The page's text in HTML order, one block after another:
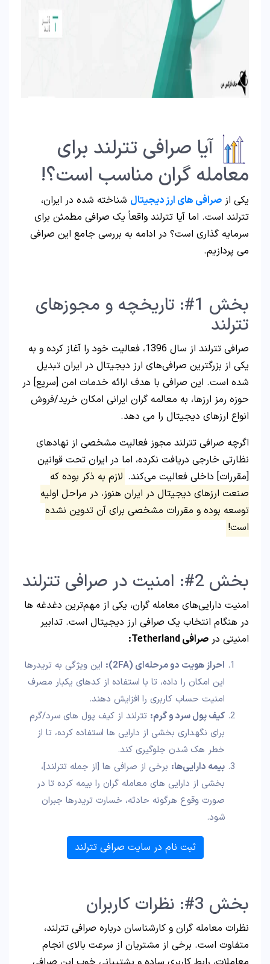
آیا صرافی تترلند برای
معامله گران مناسب است؟!
یکی ازصرافی‌ های ارز دیجیتالشناخته شده در ایران،
تترلند است. اما آیا تترلند واقعاً یک صرافی مطمئن برای
سرمایه‌ گذاری است؟ در ادامه به بررسی جامع این صرافی
می پردازیم.
بخش 1#: تاریخچه و مجوزهای
تترلند
صرافی تترلند از سال 1396، فعالیت خود را آغاز کرده و به
یکی از بزرگترین صرافی‌های ارز دیجیتال در ایران تبدیل
شده است. این صرافی با هدف ارائه خدمات امن [سریع] در
حوزه رمز ارزها، به معالمه گران ایرانی امکان خرید/فروش
انواع ارزهای دیجیتال را می‌ دهد.
اگرچه صرافی تترلند مجوز فعالیت مشخصی از نهادهای
نظارتی خارجی دریافت نکرده، اما در ایران تحت قوانین
[مقررات] داخلی فعالیت می‌کند.لازم به ذکر بوده که
صنعت ارزهای دیجیتال در ایران هنوز، در مراحل اولیه
توسعه بوده و مقررات مشخصی برای آن تدوین نشده
است!
بخش 2#: امنیت در صرافی تترلند
امنیت دارایی‌های معامله گران، یکی از مهم‌ترین دغدغه‌ ها
در هنگام انتخاب یک صرافی ارز دیجیتال است. تدابیر
امنیتی درصرافی Tetherland:
احراز هویت دو مرحله‌ای(2FA):
این ویژگی به تریدرها
این امکان را داده، تا با استفاده از کدهای یکبار مصرف
امنیت حساب کاربری را افزایش دهند.
کیف پول سرد و گرم:تترلند از کیف پول‌ های سرد/گرم
برای نگهداری بخشی از دارایی‌ ها استفاده کرده، تا از
خطر هک شدن جلوگیری کند.
بیمه دارایی‌ها:برخی از صرافی‌ ها [از جمله تترلند]،
بخشی از دارایی‌ های معامله گران را بیمه کرده تا در
صورت وقوع هرگونه حادثه، خسارت تریدرها جبران
ثبت نام در سایت صرافی تترلند
بخش 3#: نظرات کاربران
نظرات معامله گران و کارشناسان درباره صرافی تترلند،
متفاوت است. برخی از مشتریان از سرعت بالای انجام